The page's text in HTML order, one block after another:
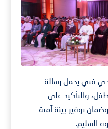
فني يحمل رسالة
والتأكيد على
توفير بيئة آمنة
السليم.